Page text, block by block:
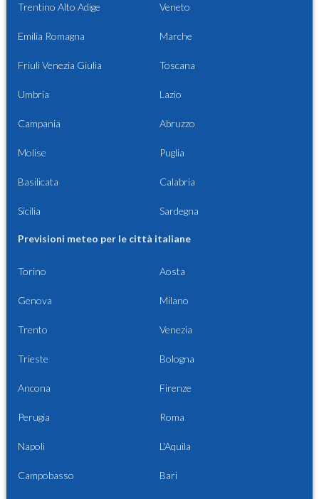
Trentino Alto Adige Veneto
Emilia Romagna Marche
Friuli Venezia Giulia Toscana
Umbria Lazio
Campania Abruzzo
Molise Puglia
Basilicata Calabria
Sicilia Sardegna
Previsioni meteo per le città italiane
Torino Aosta
Genova Milano
Trento Venezia
Trieste Bologna
Ancona Firenze
Perugia Roma
Napoli L'Aquila
Campobasso Bari